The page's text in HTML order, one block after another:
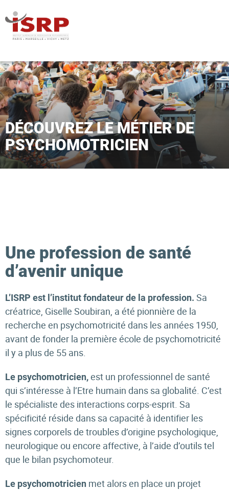
DÉCOUVREZ LE MÉTIER DE
PSYCHOMOTRICIEN
Une profession de santé
d’avenir unique
L’ISRP est l’institut fondateur de la profession. Sa
créatrice, Giselle Soubiran, a été pionnière de la
recherche en psychomotricité dans les années 1950,
avant de fonder la première école de psychomotricité
il y a plus de 55 ans.
Le psychomotricien,est un professionnel de santé
qui s’intéresse à l’Etre humain dans sa globalité. C’est
le spécialiste des interactions corps-esprit. Sa
spécificité réside dans sa capacité à identifier les
signes corporels de troubles d’origine psychologique,
neurologique ou encore affective, à l’aide d’outils tel
que le bilan psychomoteur.
Le psychomotricien met alors en place un projet